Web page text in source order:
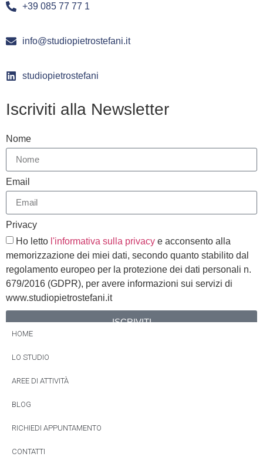
+39 085 77 77 1
info@studiopietrostefani.it
studiopietrostefani
Iscriviti alla Newsletter
Nome
Email
Privacy
Ho letto l'informativa sulla privacy e acconsento alla
memorizzazione dei miei dati, secondo quanto stabilito dal
regolamento europeo per la protezione dei dati personali n.
679/2016 (GDPR), per avere informazioni sui servizi di
www.studiopietrostefani.it
ISCRIVITI
HOME
LO STUDIO
AREE DI ATTIVITÀ
BLOG
RICHIEDI APPUNTAMENTO
CONTATTI